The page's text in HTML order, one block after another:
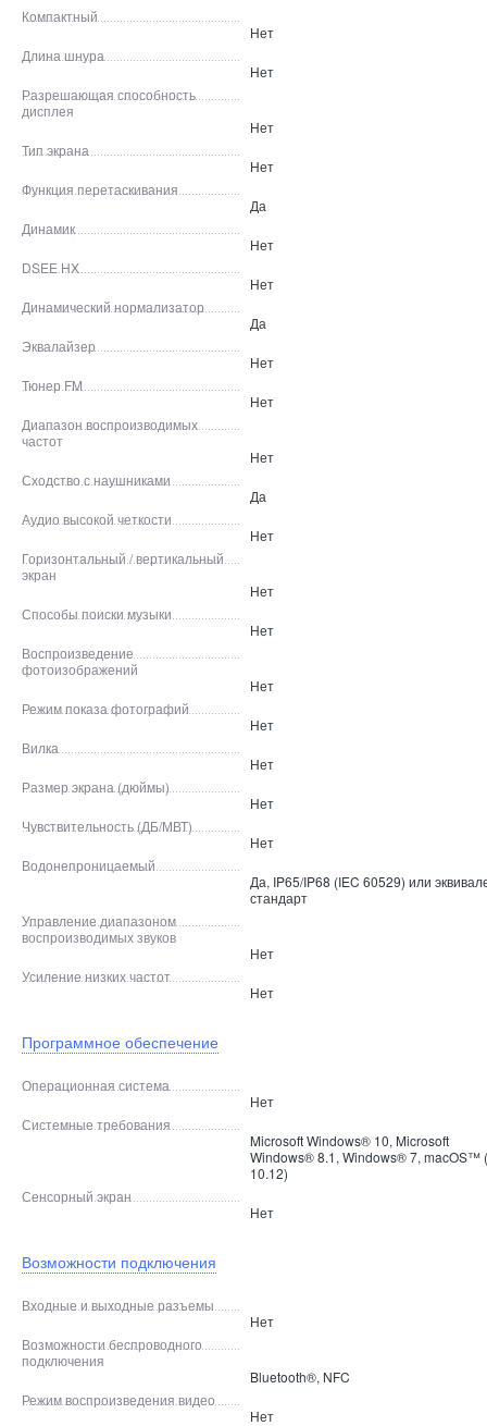
Компактный
Нет
Длина шнура
Нет
Разрешающая способность
дисплея
Нет
Тип экрана
Нет
Функция перетаскивания
Да
Динамик
Нет
DSEE HX
Нет
Динамический нормализатор
Да
Эквалайзер
Нет
Тюнер FM
Нет
Диапазон воспроизводимых
частот
Нет
Сходство с наушниками
Да
Аудио высокой четкости
Нет
Горизонтальный / вертикальный
экран
Нет
Способы поиски музыки
Нет
Воспроизведение
фотоизображений
Нет
Режим показа фотографий
Нет
Вилка
Нет
Размер экрана (дюймы)
Нет
Чувствительность (ДБ/МВТ)
Нет
Водонепроницаемый
Да, IP65/IP68 (IEC 60529) или
стандарт
Управление диапазоном
воспроизводимых звуков
Нет
Усиление низких частот
Нет
Программное обеспечение
Операционная система
Нет
Системные требования
Microsoft Windows® 10, Microsoft
Windows® 8.1, Windows® 7, macOS™
10.12)
Сенсорный экран
Нет
Возможности подключения
Входные и выходные разъемы
Нет
Возможности беспроводного
подключения
Bluetooth®, NFC
Режим воспроизведения видео
Нет